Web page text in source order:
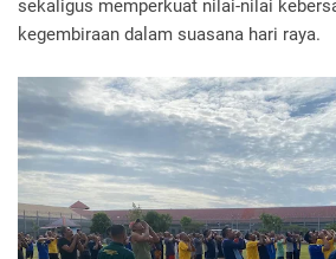
sekaligus memperkuat nilai-nilai
kegembiraan dalam suasana hari raya.